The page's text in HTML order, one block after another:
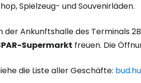
Spielzeug- und Souvenirläden.
der Ankunftshalle des Terminals
Supermarkt freuen. Die
die Liste aller Geschäfte: